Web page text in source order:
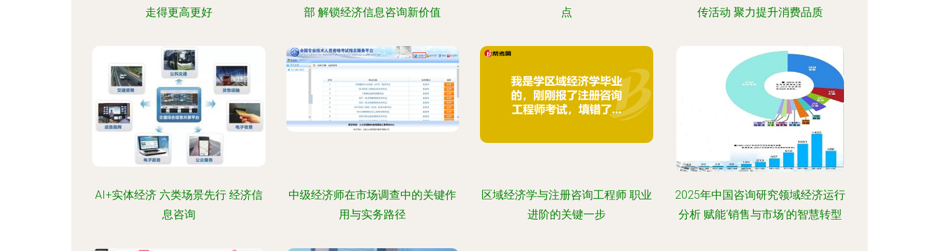
走得更高更好
部 解锁经济信息咨询新价值
点
传活动 聚力提升消费品质
AI+实体经济 六类场景先行 经济信
息咨询
中级经济师在市场调查中的关键作
用与实务路径
区域经济学与注册咨询工程师 职业
进阶的关键一步
2025年中国咨询研究领域经济运行
分析 赋能‘销售与市场’的智慧转型